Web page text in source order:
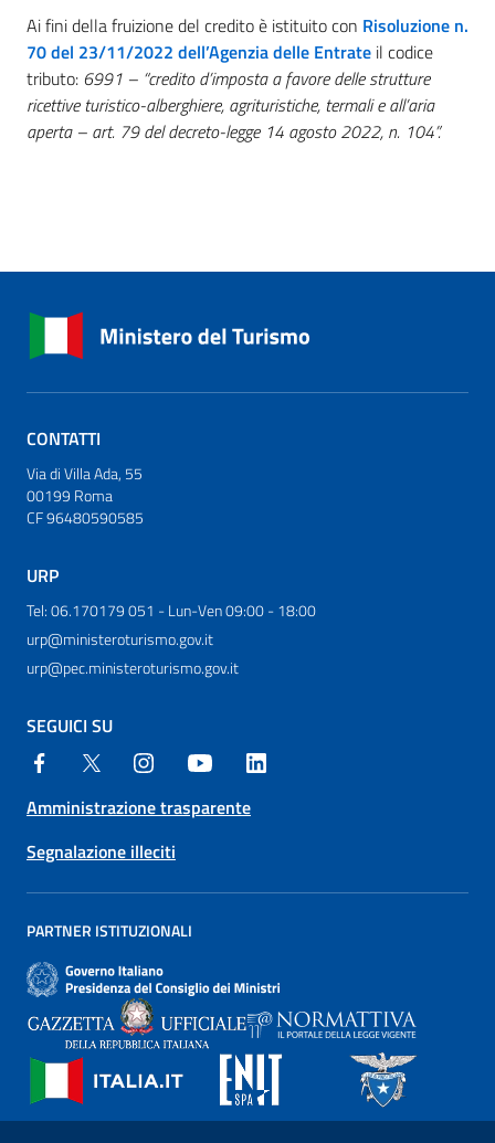
Ai fini della fruizione del credito è istituito con Risoluzione n.
70 del 23/11/2022 dell’Agenzia delle Entrate il codice
tributo: 6991 – “credito d’imposta a favore delle strutture
ricettive turistico-alberghiere, agrituristiche, termali e all’aria
aperta – art. 79 del decreto-legge 14 agosto 2022, n. 104”.
CONTATTI
Via di Villa Ada, 55
00199 Roma
CF 96480590585
URP
Tel: 06.170179 051 - Lun-Ven 09:00 - 18:00
urp@ministeroturismo.gov.it
urp@pec.ministeroturismo.gov.it
SEGUICI SU
Amministrazione trasparente
Segnalazione illeciti
PARTNER ISTITUZIONALI